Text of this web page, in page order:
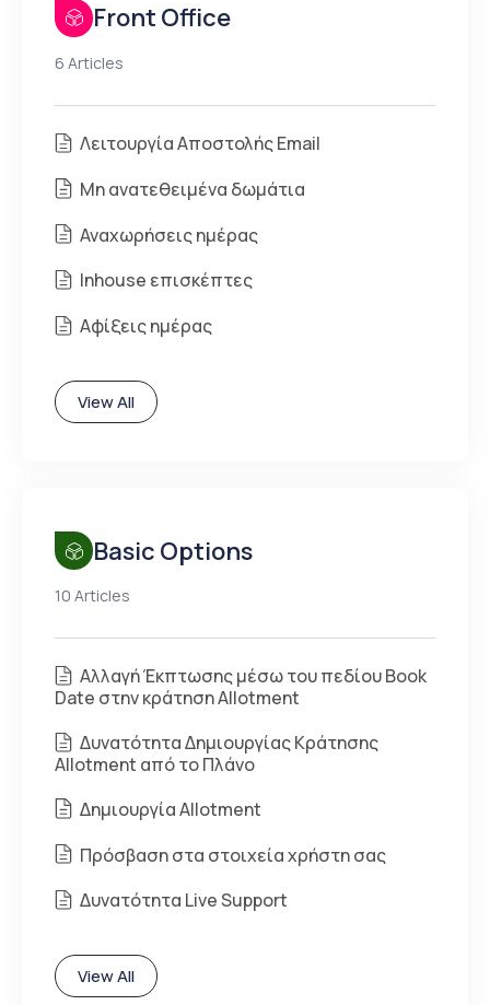
Front Office
6 Articles
Λειτουργία Αποστολής Email
Μη ανατεθειμένα δωμάτια
Αναχωρήσεις ημέρας
Inhouse επισκέπτες
Αφίξεις ημέρας
View All
Basic Options
10 Articles
Αλλαγή Έκπτωσης μέσω του πεδίου Book
Date στην κράτηση Allotment
Δυνατότητα Δημιουργίας Κράτησης
Allotment από το Πλάνο
Δημιουργία Allotment
Πρόσβαση στα στοιχεία χρήστη σας
Δυνατότητα Live Support
View All